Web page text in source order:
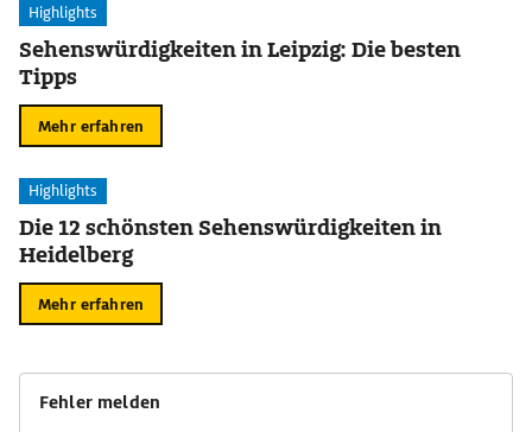
Highlights
Sehenswürdigkeiten in Leipzig: Die besten
Tipps
Mehr erfahren
Highlights
Die 12 schönsten Sehenswürdigkeiten in
Heidelberg
Mehr erfahren
Fehler melden